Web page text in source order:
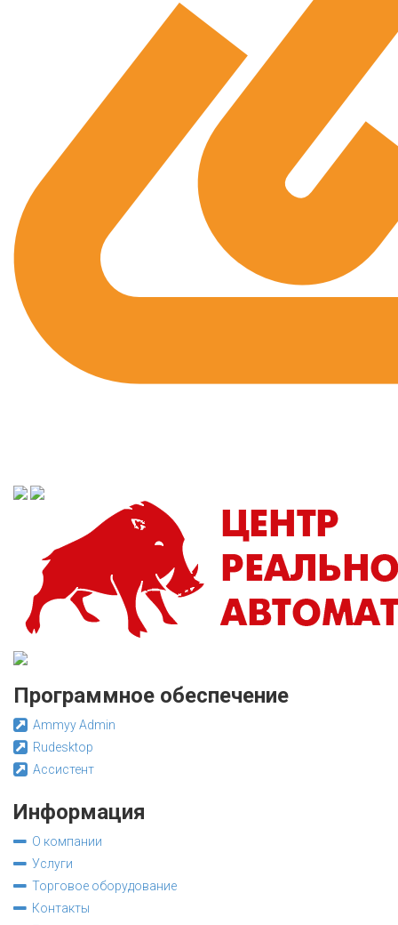
Программное обеспечение
Ammyy Admin
Rudesktop
Ассистент
Информация
О компании
Услуги
Торговое оборудование
Контакты